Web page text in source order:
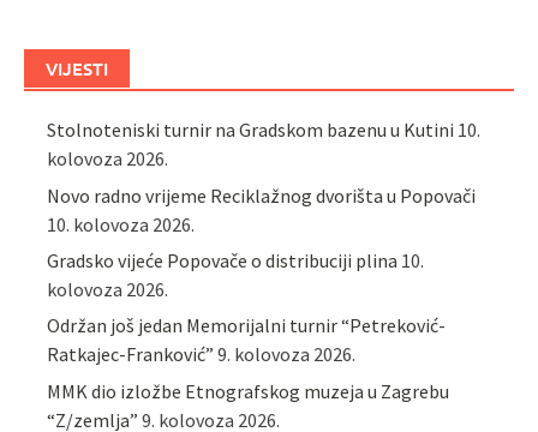
VIJESTI
Stolnoteniski turnir na Gradskom bazenu u Kutini 10.
kolovoza 2026.
Novo radno vrijeme Reciklažnog dvorišta u Popovači
10. kolovoza 2026.
Gradsko vijeće Popovače o distribuciji plina 10.
kolovoza 2026.
Održan još jedan Memorijalni turnir “Petreković-
Ratkajec-Franković” 9. kolovoza 2026.
MMK dio izložbe Etnografskog muzeja u Zagrebu
“Z/zemlja” 9. kolovoza 2026.